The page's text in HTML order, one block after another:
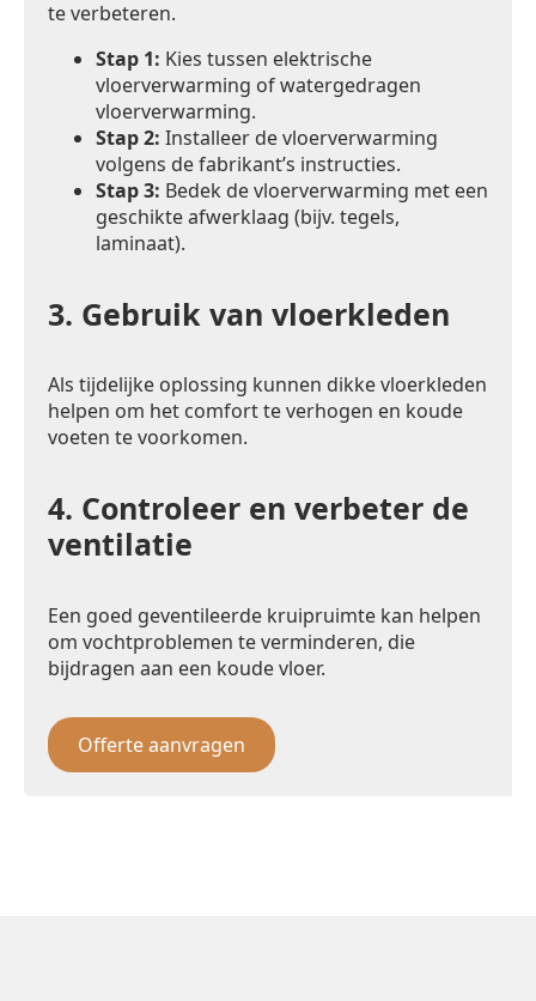
te verbeteren.
Stap 1: Kies tussen elektrische
vloerverwarming of watergedragen
vloerverwarming.
Stap 2: Installeer de vloerverwarming
volgens de fabrikant’s instructies.
Stap 3: Bedek de vloerverwarming met een
geschikte afwerklaag (bijv. tegels,
laminaat).
3. Gebruik van vloerkleden
Als tijdelijke oplossing kunnen dikke vloerkleden
helpen om het comfort te verhogen en koude
voeten te voorkomen.
4. Controleer en verbeter de
ventilatie
Een goed geventileerde kruipruimte kan helpen
om vochtproblemen te verminderen, die
bijdragen aan een koude vloer.
Offerte aanvragen